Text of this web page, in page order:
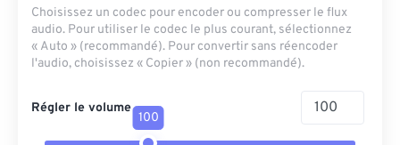
Choisissez un codec pour encoder ou compresser le flux
audio. Pour utiliser le codec le plus courant, sélectionnez
« Auto » (recommandé). Pour convertir sans réencoder
l'audio, choisissez « Copier » (non recommandé).
Régler le volume
100